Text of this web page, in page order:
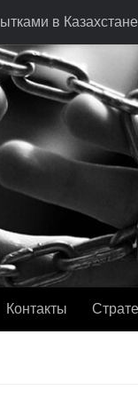
в Казахстане
Контакты